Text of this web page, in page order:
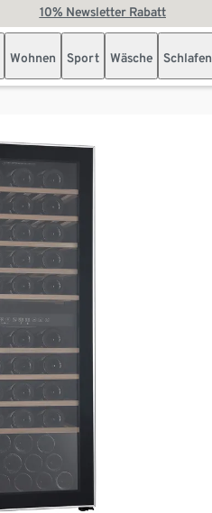
10% Newsletter Rabatt
Wohnen Sport Wäsche Schlafen